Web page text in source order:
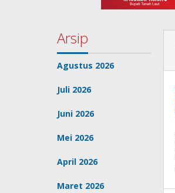
Arsip
Agustus 2026
Juli 2026
Juni 2026
Mei 2026
April 2026
Maret 2026